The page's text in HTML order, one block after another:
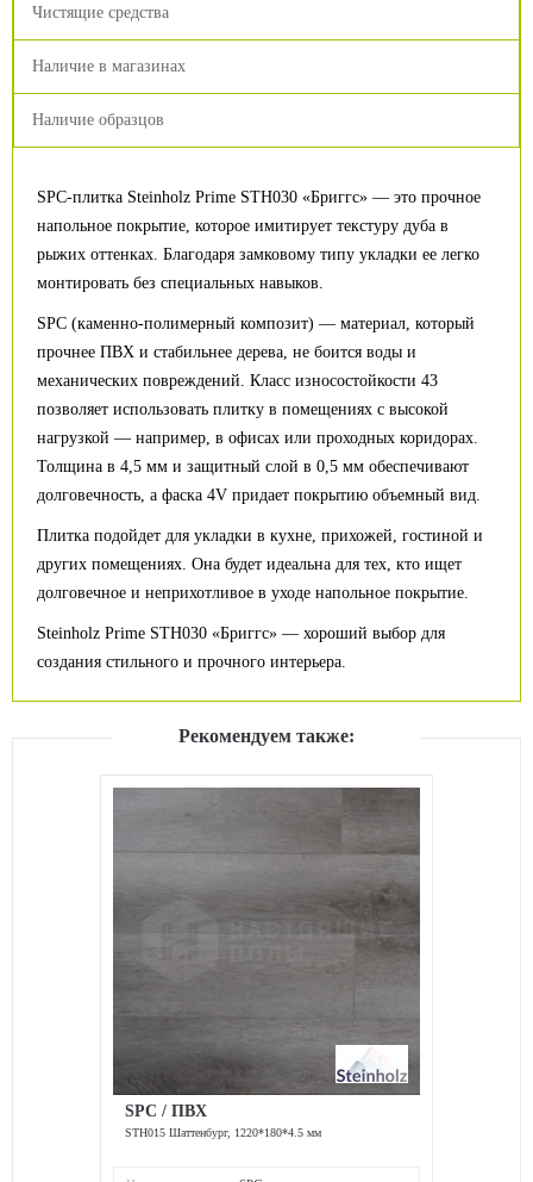
Чистящие средства
Наличие в магазинах
Наличие образцов
SPC-плитка Steinholz Prime STH030 «Бриггс» — это прочное
напольное покрытие, которое имитирует текстуру дуба в
рыжих оттенках. Благодаря замковому типу укладки ее легко
монтировать без специальных навыков.
SPC (каменно-полимерный композит) — материал, который
прочнее ПВХ и стабильнее дерева, не боится воды и
механических повреждений. Класс износостойкости 43
позволяет использовать плитку в помещениях с высокой
нагрузкой — например, в офисах или проходных коридорах.
Толщина в 4,5 мм и защитный слой в 0,5 мм обеспечивают
долговечность, а фаска 4V придает покрытию объемный вид.
Плитка подойдет для укладки в кухне, прихожей, гостиной и
других помещениях. Она будет идеальна для тех, кто ищет
долговечное и неприхотливое в уходе напольное покрытие.
Steinholz Prime STH030 «Бриггс» — хороший выбор для
создания стильного и прочного интерьера.
Рекомендуем также:
SPC / ПВХ
STH015 Шаттенбург, 1220*180*4.5 мм